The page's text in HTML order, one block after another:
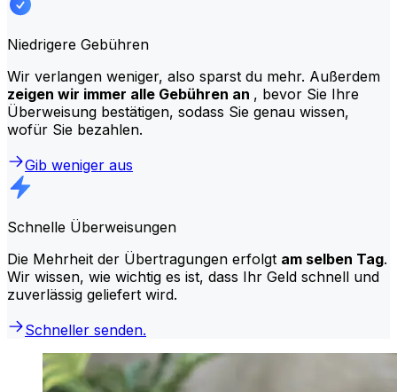
Niedrigere Gebühren
Wir verlangen weniger, also sparst du mehr. Außerdem
zeigen wir immer alle Gebühren an , bevor Sie Ihre
Überweisung bestätigen, sodass Sie genau wissen,
wofür Sie bezahlen.
Gib weniger aus
Schnelle Überweisungen
Die Mehrheit der Übertragungen erfolgt am selben Tag.
Wir wissen, wie wichtig es ist, dass Ihr Geld schnell und
zuverlässig geliefert wird.
Schneller senden.